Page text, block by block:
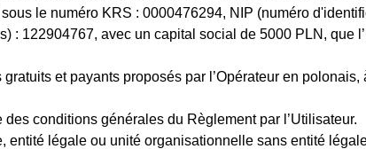
le numéro KRS : 0000476294, NIP (numéro
: 122904767, avec un capital social de 5000 PLN, que
et payants proposés par l’Opérateur en polonais,
conditions générales du Règlement par l’Utilisateur.
légale ou unité organisationnelle sans entité